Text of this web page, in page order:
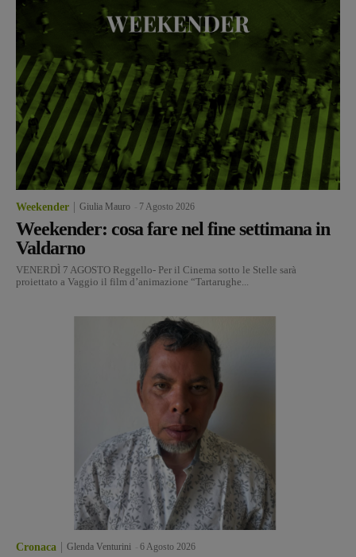
Weekender Giulia Mauro 7 Agosto 2026
Weekender: cosa fare nel fine settimana in
Valdarno
VENERDÌ 7 AGOSTO Reggello- Per il Cinema sotto le Stelle sarà
proiettato a Vaggio il film d’animazione “Tartarughe...
Cronaca Glenda Venturini 6 Agosto 2026